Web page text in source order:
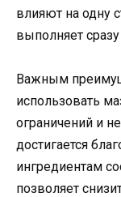
влияют на одну
выполняет
Важным
использовать
ограничений и
достигается
ингредиентам
позволяет